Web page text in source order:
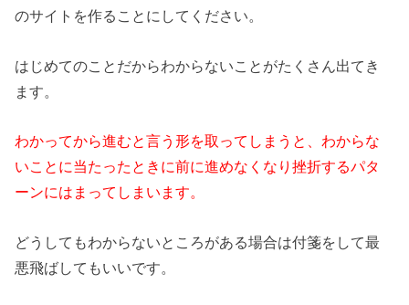
のサイトを作ることにしてください。
はじめてのことだからわからないことがたくさん出てき
ます。
わかってから進むと言う形を取ってしまうと、わからな
いことに当たったときに前に進めなくなり挫折するパタ
ーンにはまってしまいます。
どうしてもわからないところがある場合は付箋をして最
悪飛ばしてもいいです。